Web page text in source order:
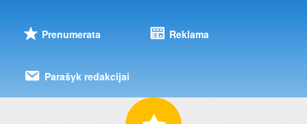
Prenumerata Reklama
Parašyk redakcijai